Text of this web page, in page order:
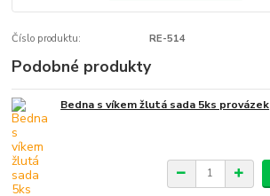
Číslo produktu: RE-514
Podobné produkty
Bedna s víkem žlutá sada 5ks provázek